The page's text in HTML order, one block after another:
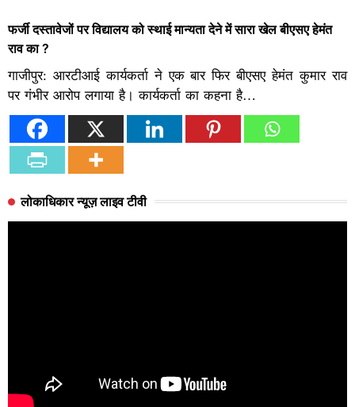
फर्जी दस्तावेजों पर विद्यालय को स्थाई मान्यता देने में सारा खेल बीएसए हेमंत
राव का ?
गाजीपुर: आरटीआई कार्यकर्ता ने एक बार फिर बीएसए हेमंत कुमार राव
पर गंभीर आरोप लगाया है। कार्यकर्ता का कहना है…
लोकाधिकार न्यूज़ लाइव टीवी